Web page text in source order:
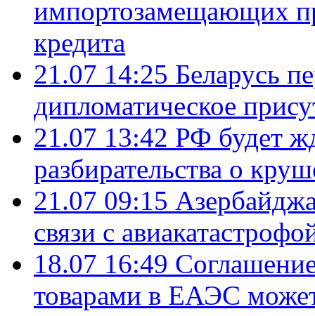
импортозамещающих
кредита
21.07 14:25 Беларусь
дипломатическое
21.07 13:42 РФ будет
разбирательства о
21.07 09:15
связи с
18.07 16:49
товарами в ЕАЭС